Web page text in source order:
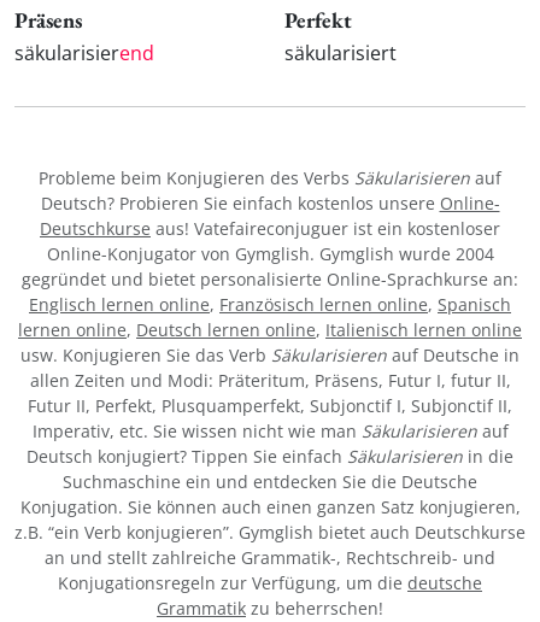
Präsens
säkularisierend
Perfekt
säkularisiert
Probleme beim Konjugieren des Verbs Säkularisieren auf
Deutsch? Probieren Sie einfach kostenlos unsere Online-
Deutschkurse aus! Vatefaireconjuguer ist ein kostenloser
Online-Konjugator von Gymglish. Gymglish wurde 2004
gegründet und bietet personalisierte Online-Sprachkurse an:
Englisch lernen online, Französisch lernen online, Spanisch
lernen online, Deutsch lernen online, Italienisch lernen online
usw. Konjugieren Sie das Verb Säkularisieren auf Deutsche in
allen Zeiten und Modi: Präteritum, Präsens, Futur I, futur II,
Futur II, Perfekt, Plusquamperfekt, Subjonctif I, Subjonctif II,
Imperativ, etc. Sie wissen nicht wie man Säkularisierenauf
Deutsch konjugiert? Tippen Sie einfach Säkularisieren in die
Suchmaschine ein und entdecken Sie die Deutsche
Konjugation. Sie können auch einen ganzen Satz konjugieren,
z.B. “ein Verb konjugieren”. Gymglish bietet auch Deutschkurse
an und stellt zahlreiche Grammatik-, Rechtschreib- und
Konjugationsregeln zur Verfügung, um die deutsche
Grammatik zu beherrschen!